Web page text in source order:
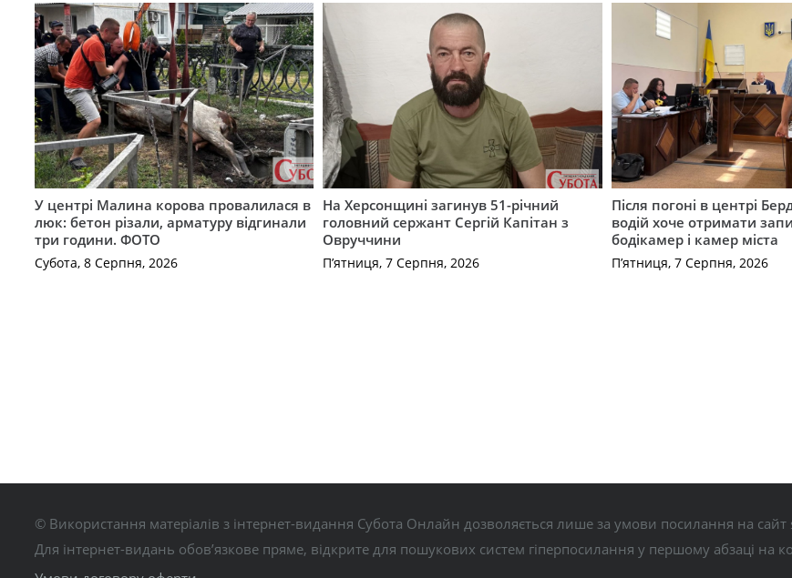
У центрі Малина корова провалилася в
люк: бетон різали, арматуру відгинали
три години. ФОТО
Субота, 8 Серпня, 2026
На Херсонщині загинув 51-річний
головний сержант Сергій Капітан з
Овруччини
П’ятниця, 7 Серпня, 2026
Після погоні в центрі
водій хоче отримати
бодікамер і камер міста
П’ятниця, 7 Серпня, 2026
© Використання матеріалів з інтернет-видання Субота Онлайн дозволяється лише за умови посилання на
Для інтернет-видань обов’язкове пряме, відкрите для пошукових систем гіперпосилання у першому абзаці на